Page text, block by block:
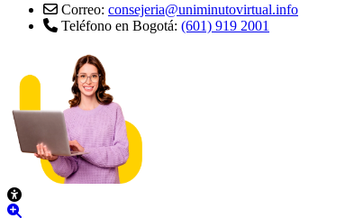
Correo: consejeria@uniminutovirtual.info
Teléfono en Bogotá: (601) 919 2001